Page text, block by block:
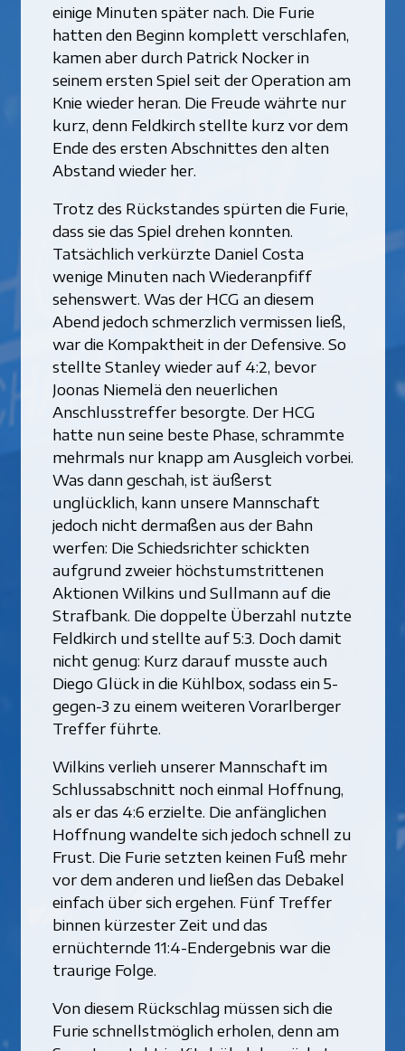
einige Minuten später nach. Die Furie
hatten den Beginn komplett verschlafen,
kamen aber durch Patrick Nocker in
seinem ersten Spiel seit der Operation am
Knie wieder heran. Die Freude währte nur
kurz, denn Feldkirch stellte kurz vor dem
Ende des ersten Abschnittes den alten
Abstand wieder her.
Trotz des Rückstandes spürten die Furie,
dass sie das Spiel drehen konnten.
Tatsächlich verkürzte Daniel Costa
wenige Minuten nach Wiederanpfiff
sehenswert. Was der HCG an diesem
Abend jedoch schmerzlich vermissen ließ,
war die Kompaktheit in der Defensive. So
stellte Stanley wieder auf 4:2, bevor
Joonas Niemelä den neuerlichen
Anschlusstreffer besorgte. Der HCG
hatte nun seine beste Phase, schrammte
mehrmals nur knapp am Ausgleich vorbei.
Was dann geschah, ist äußerst
unglücklich, kann unsere Mannschaft
jedoch nicht dermaßen aus der Bahn
werfen: Die Schiedsrichter schickten
aufgrund zweier höchstumstrittenen
Aktionen Wilkins und Sullmann auf die
Strafbank. Die doppelte Überzahl nutzte
Feldkirch und stellte auf 5:3. Doch damit
nicht genug: Kurz darauf musste auch
Diego Glück in die Kühlbox, sodass ein 5-
gegen-3 zu einem weiteren Vorarlberger
Treffer führte.
Wilkins verlieh unserer Mannschaft im
Schlussabschnitt noch einmal Hoffnung,
als er das 4:6 erzielte. Die anfänglichen
Hoffnung wandelte sich jedoch schnell zu
Frust. Die Furie setzten keinen Fuß mehr
vor dem anderen und ließen das Debakel
einfach über sich ergehen. Fünf Treffer
binnen kürzester Zeit und das
ernüchternde 11:4-Endergebnis war die
traurige Folge.
Von diesem Rückschlag müssen sich die
Furie schnellstmöglich erholen, denn am